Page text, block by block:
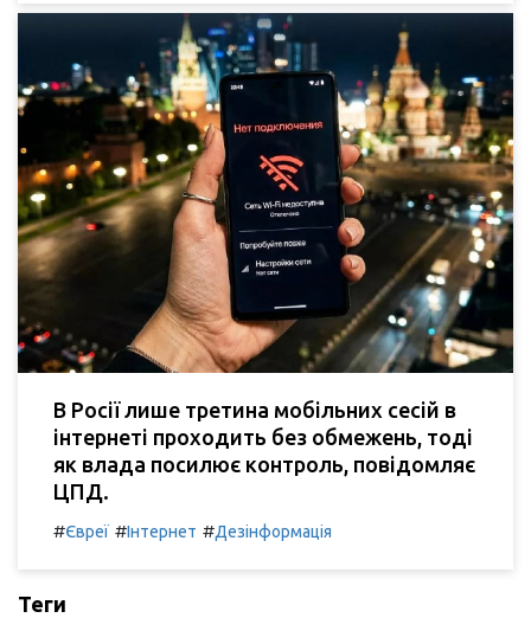
В Росії лише третина мобільних сесій в
інтернеті проходить без обмежень, тоді
як влада посилює контроль, повідомляє
ЦПД.
#Євреї #Інтернет #Дезінформація
Теги